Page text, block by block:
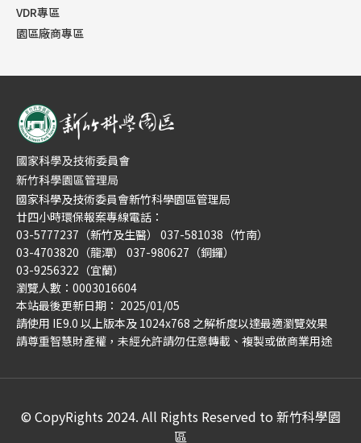
VDR專區
園區廠商專區
國家科學及技術委員會新竹科學園區管理局
廿四小時環保報案專線電話：
03-5777237（新竹及生醫） 037-581038（竹南）
03-4703820（龍潭） 037-980627（銅鑼）
03-9256322（宜蘭）
瀏覽人數：0003016604
本站最後更新日期： 2025/01/05
請使用 IE9.0 以上版本及 1024x768 之解析度以達最適瀏覽效果
請尊重智慧財產權，未經允許請勿任意轉載、複製或做商業用途
© CopyRights 2024. All Rights Reserved to 新竹科學園
區